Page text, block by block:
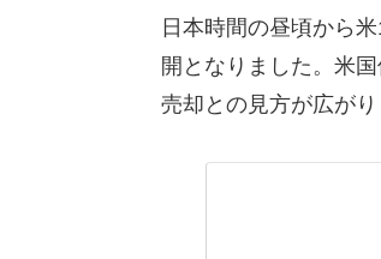
日本時間の昼頃から
開となりました。米
売却との見方が広がり